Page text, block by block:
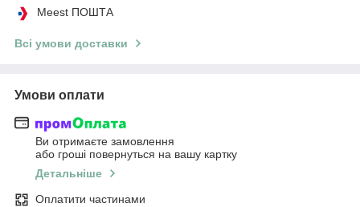
Meest ПОШТА
Всі умови доставки
Умови оплати
Ви отримаєте замовлення
або гроші повернуться на вашу картку
Детальніше
Оплатити частинами